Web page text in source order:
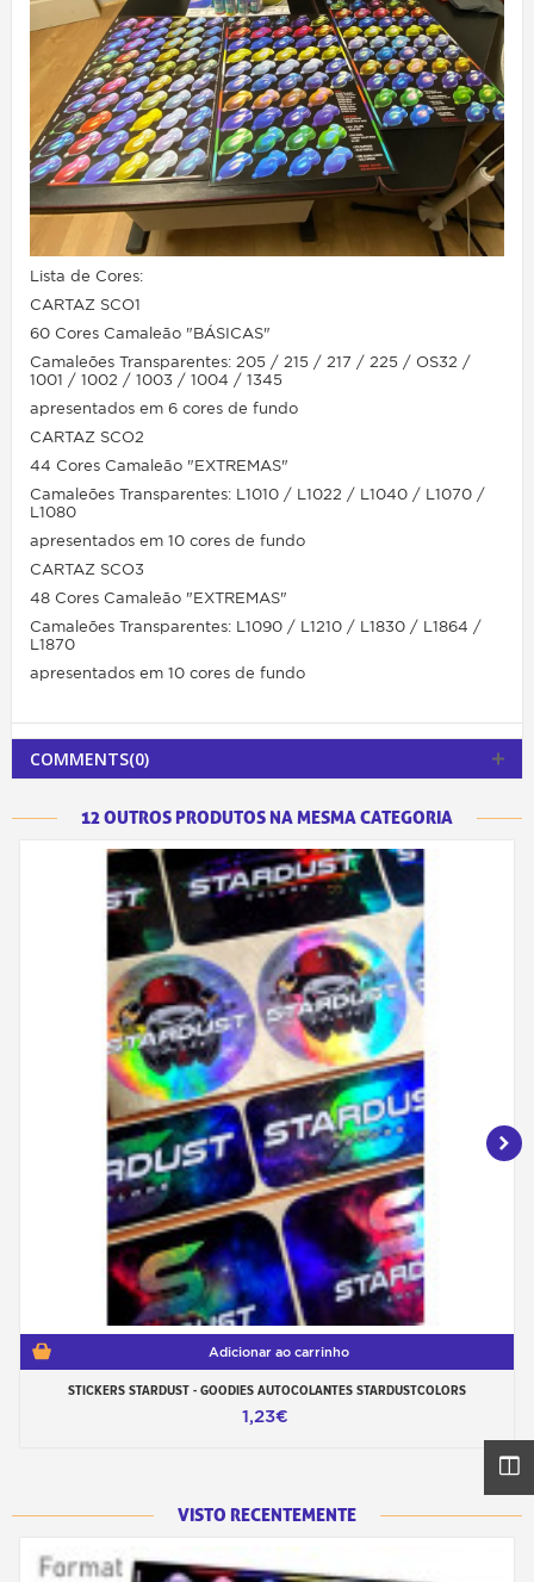
Lista de Cores:
CARTAZ SCO1
60 Cores Camaleão "BÁSICAS"
Camaleões Transparentes: 205 / 215 / 217 / 225 / OS32 /
1001 / 1002 / 1003 / 1004 / 1345
apresentados em 6 cores de fundo
CARTAZ SCO2
44 Cores Camaleão "EXTREMAS"
Camaleões Transparentes: L1010 / L1022 / L1040 / L1070 /
L1080
apresentados em 10 cores de fundo
CARTAZ SCO3
48 Cores Camaleão "EXTREMAS"
Camaleões Transparentes: L1090 ​​​​/ L1210 / L1830 / L1864 /
L1870
apresentados em 10 cores de fundo
COMMENTS(0)
12 OUTROS PRODUTOS NA MESMA CATEGORIA
Adicionar ao carrinho
STICKERS STARDUST - GOODIES AUTOCOLANTES STARDUSTCOLORS
1,23€
VISTO RECENTEMENTE